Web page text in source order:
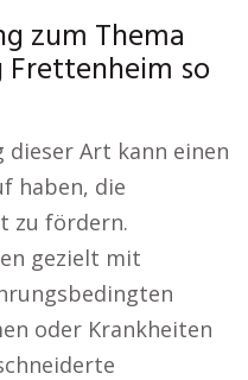
zum Thema
Frettenheim so
dieser Art kann einen
haben, die
zu fördern.
gezielt mit
oder Krankheiten